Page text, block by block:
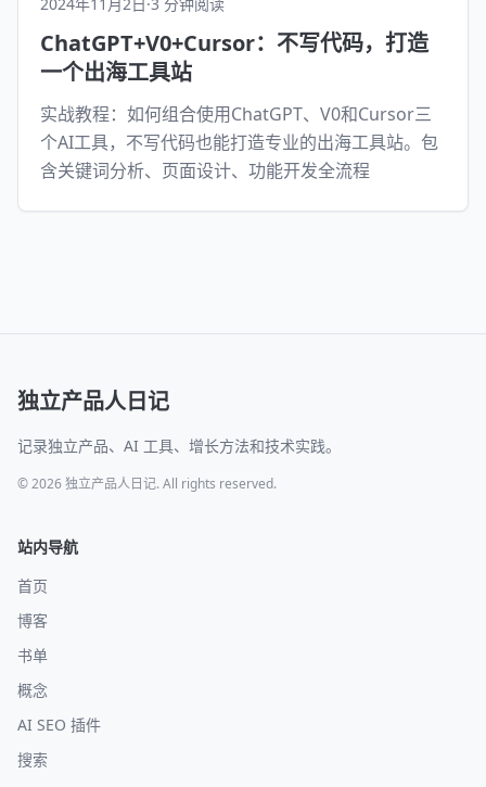
ChatGPT+V0+Cursor：不写代码，打造
一个出海工具站
实战教程：如何组合使用ChatGPT、V0和Cursor三
个AI工具，不写代码也能打造专业的出海工具站。包
含关键词分析、页面设计、功能开发全流程
独立产品人日记
记录独立产品、AI 工具、增长方法和技术实践。
© 2026 独立产品人日记. All rights reserved.
站内导航
首页
博客
书单
概念
AI SEO 插件
搜索